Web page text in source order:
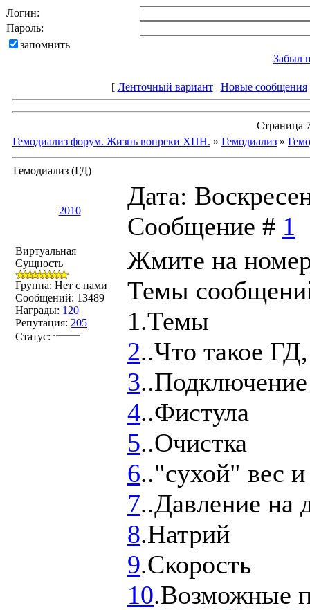
Логин:
Пароль:
запомнить
Забыл
[ Ленточный вариант| Новые сообщения
Страница
Гемодиализ форум. Жизнь вопреки ХПН. » Гемодиализ »
Гемодиализ (ГД)
2010
Дата:
Сообщение # 1
Виртуальная
Сущность
Группа: Нет с нами
Сообщений: 13489
Награды: 120
Репутация: 205
Статус:
Жмите на
Темы
1.Темы
2..Что такое
3
4..Фистула
5..Очистка
6.."сухой" вес
7..Давление на
8.Натрий
9.Скорость
10.Возможные